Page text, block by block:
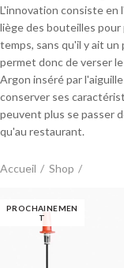
L'innovation consiste en
liège des bouteilles pour
temps, sans qu'il y ait
permet donc de verser
Argon inséré par
conserver ses
peuvent plus se passer
qu'au restaurant.
Accueil Shop
PROCHAINEMEN
T